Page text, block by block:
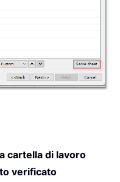
cartella di lavoro
verificato